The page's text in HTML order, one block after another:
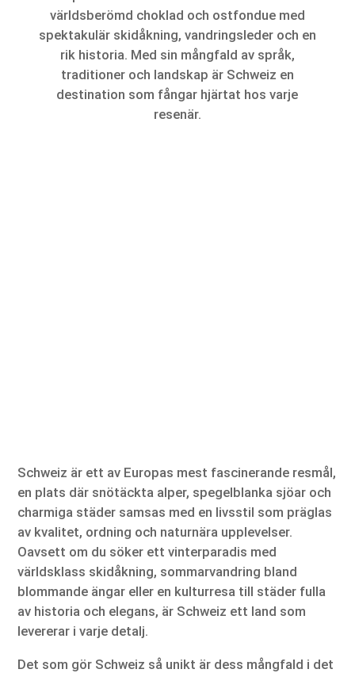
världsberömd choklad och ostfondue med
spektakulär skidåkning, vandringsleder och en
rik historia. Med sin mångfald av språk,
traditioner och landskap är Schweiz en
destination som fångar hjärtat hos varje
resenär.
Schweiz är ett av Europas mest fascinerande resmål,
en plats där snötäckta alper, spegelblanka sjöar och
charmiga städer samsas med en livsstil som präglas
av kvalitet, ordning och naturnära upplevelser.
Oavsett om du söker ett vinterparadis med
världsklass skidåkning, sommarvandring bland
blommande ängar eller en kulturresa till städer fulla
av historia och elegans, är Schweiz ett land som
levererar i varje detalj.
Det som gör Schweiz så unikt är dess mångfald i det